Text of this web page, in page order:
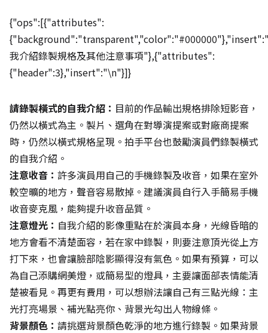
{"ops":[{"attributes":
我介紹錄製規格及其他注意事項"},{"attributes":
{"header":3},"insert":"\n"}]}
請錄製橫式的自我介紹： 目前的作品輸出規格排除短影音，
仍然以橫式為主。製片、選角在對導演提案或對廠商提案
時，仍然以橫式規格呈現。拍手平台也鼓勵演員們錄製橫式
的自我介紹。
注意收音： 許多演員用自己的手機錄製及收音，如果在室外
較空曠的地方，聲音容易散掉。建議演員自行入手簡易手機
收音麥克風，能夠提升收音品質。
注意燈光： 自我介紹的影像重點在於演員本身，光線昏暗的
地方會看不清楚面容，若在家中錄製，則要注意頂光從上方
打下來，也會讓臉部陰影顯得沒有氣色。如果有預算，可以
為自己添購網美燈，或簡易型的燈具，主要讓面部表情能清
楚被看見。再更有費用，可以想辦法讓自己有三點光線：主
光打亮場景、補光點亮你、背景光勾出人物線條。
背景顏色： 請挑選背景顏色乾淨的地方進行錄製。如果背景